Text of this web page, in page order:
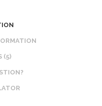
(5)